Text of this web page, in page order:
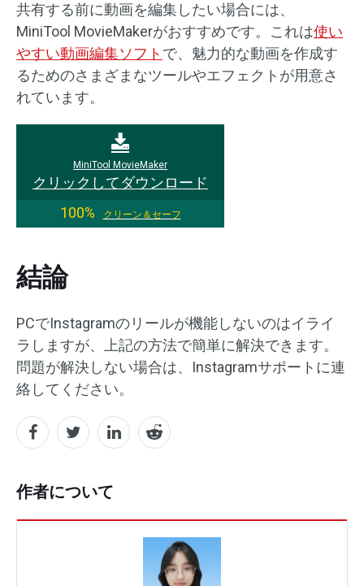
共有する前に動画を編集したい場合には、
MiniTool MovieMakerがおすすめです。これは使い
やすい動画編集ソフト で、魅力的な動画を作成す
るためのさまざまなツールやエフェクトが用意さ
れています。
MiniTool MovieMaker
クリックしてダウンロード
100%
クリーン＆セーフ
結論
PCでInstagramのリールが機能しないのはイライ
ラしますが、上記の方法で簡単に解決できます。
問題が解決しない場合は、Instagramサポートに連
絡してください。
作者について